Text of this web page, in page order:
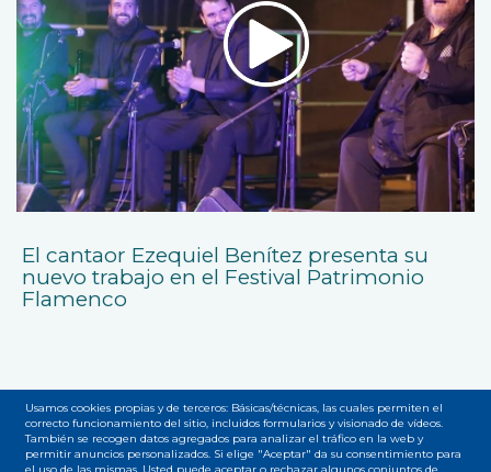
El cantaor Ezequiel Benítez presenta su
nuevo trabajo en el Festival Patrimonio
Flamenco
Accesibilidad Privacidad Legal Cookies Mapa web
Usamos cookies propias y de terceros: Básicas/técnicas, las cuales permiten el
correcto funcionamiento del sitio, incluidos formularios y visionado de vídeos.
También se recogen datos agregados para analizar el tráfico en la web y
permitir anuncios personalizados. Si elige "Aceptar" da su consentimiento para